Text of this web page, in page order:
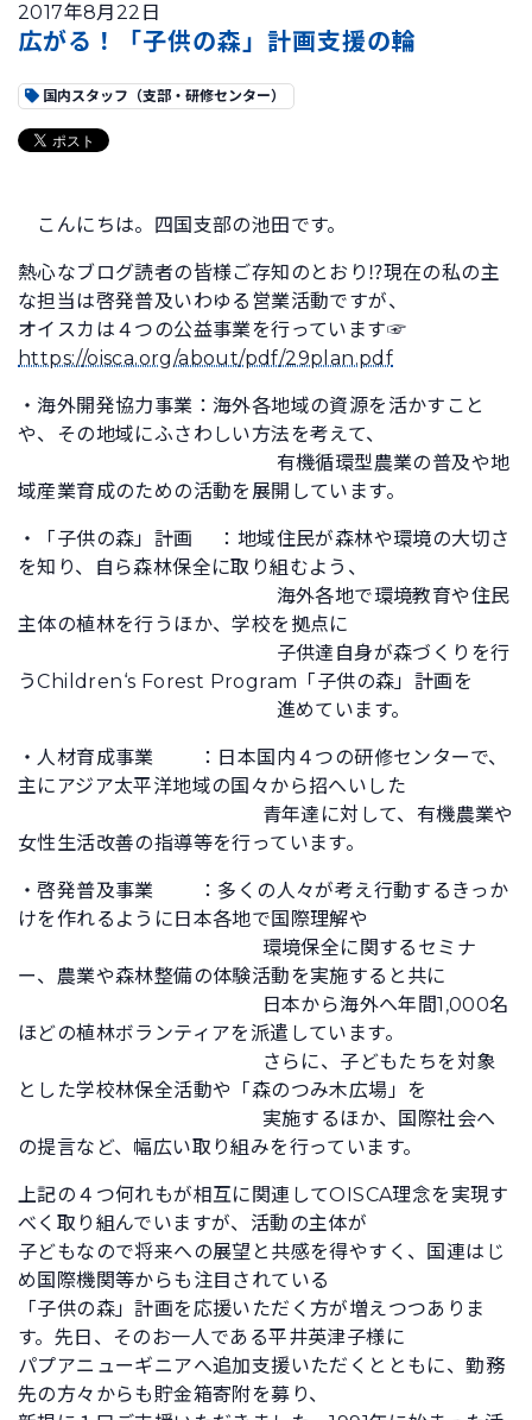
2017年8月22日
広がる！「子供の森」計画支援の輪
国内スタッフ（支部・研修センター）
こんにちは。四国支部の池田です。
熱心なブログ読者の皆様ご存知のとおり⁉現在の私の主
な担当は啓発普及いわゆる営業活動ですが、
オイスカは４つの公益事業を行っています☞
https://oisca.org/about/pdf/29plan.pdf
・海外開発協力事業：海外各地域の資源を活かすこと
や、その地域にふさわしい方法を考えて、
有機循環型農業の普及や地
域産業育成のための活動を展開しています。
・「子供の森」計画 ：地域住民が森林や環境の大切さ
を知り、自ら森林保全に取り組むよう、
海外各地で環境教育や住民
主体の植林を行うほか、学校を拠点に
子供達自身が森づくりを行
うChildren‘s Forest Program「子供の森」計画を
進めています。
・人材育成事業 ：日本国内４つの研修センターで、
主にアジア太平洋地域の国々から招へいした
青年達に対して、有機農業や
女性生活改善の指導等を行っています。
・啓発普及事業 ：多くの人々が考え行動するきっか
けを作れるように日本各地で国際理解や
環境保全に関するセミナ
ー、農業や森林整備の体験活動を実施すると共に
日本から海外へ年間1,000名
ほどの植林ボランティアを派遣しています。
さらに、子どもたちを対象
とした学校林保全活動や「森のつみ木広場」を
実施するほか、国際社会へ
の提言など、幅広い取り組みを行っています。
上記の４つ何れもが相互に関連してOISCA理念を実現す
べく取り組んでいますが、活動の主体が
子どもなので将来への展望と共感を得やすく、国連はじ
め国際機関等からも注目されている
「子供の森」計画を応援いただく方が増えつつありま
す。先日、そのお一人である平井英津子様に
パプアニューギニアへ追加支援いただくとともに、勤務
先の方々からも貯金箱寄附を募り、